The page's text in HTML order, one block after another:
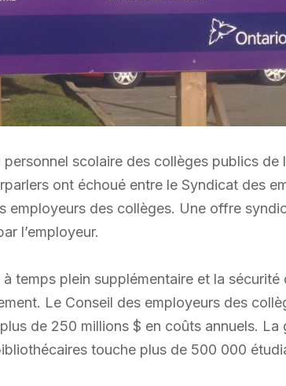
scolaire des collèges publics de
ont échoué entre le Syndicat des
employeurs des collèges. Une offre
l’employeur.
à temps plein supplémentaire et la
Le Conseil des employeurs des
de 250 millions $ en coûts annuels. La
touche plus de 500 000